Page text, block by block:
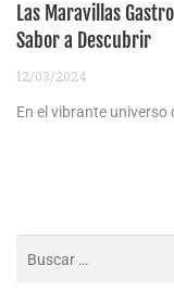
Las Maravillas
Sabor a Descubrir
12/03/2024
En el vibrante universo